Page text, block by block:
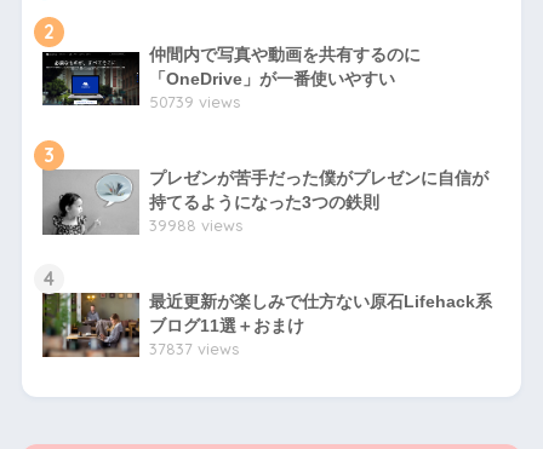
2
仲間内で写真や動画を共有するのに
「OneDrive」が一番使いやすい
50739 views
3
プレゼンが苦手だった僕がプレゼンに自信が
持てるようになった3つの鉄則
39988 views
4
最近更新が楽しみで仕方ない原石Lifehack系
ブログ11選＋おまけ
37837 views